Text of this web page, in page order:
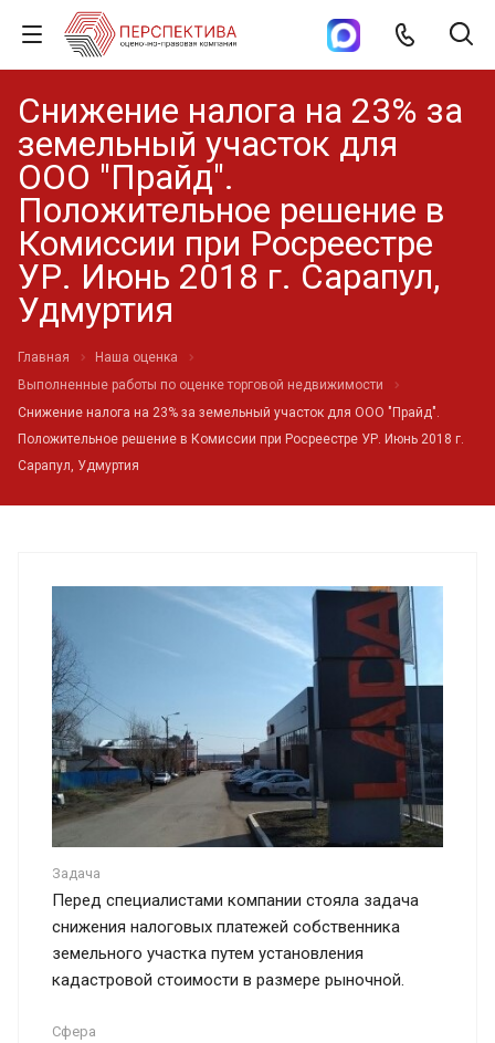
Снижение налога на 23% за
земельный участок для
ООО "Прайд".
Положительное решение в
Комиссии при Росреестре
УР. Июнь 2018 г. Сарапул,
Удмуртия
Главная
Наша оценка
Выполненные работы по оценке торговой недвижимости
Снижение налога на 23% за земельный участок для ООО "Прайд".
Положительное решение в Комиссии при Росреестре УР. Июнь 2018 г.
Сарапул, Удмуртия
Задача
Перед специалистами компании стояла задача
снижения налоговых платежей собственника
земельного участка путем установления
кадастровой стоимости в размере рыночной.
Сфера